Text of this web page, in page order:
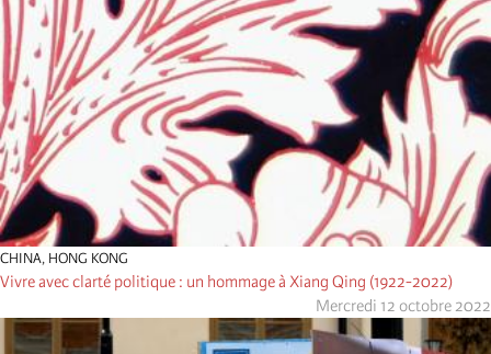
CHINA, HONG KONG
Vivre avec clarté politique : un hommage à Xiang Qing (1922-2022)
Mercredi 12 octobre 2022